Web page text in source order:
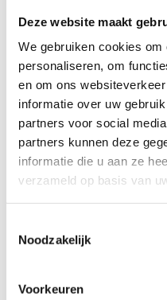
Deze website maakt
We gebruiken cookies
personaliseren, om
en om ons
informatie over uw
partners voor social
partners kunnen deze
informatie die u aan ze
verzameld op basis van
Noodzakelijk
Voorkeuren
anderen ook rust
Houd je aan
Je mag je
momenten. Maak
waarmee je
Steel niet van
Wat van een
Iedereen moet
spullen.
geweld past niet
Behandel